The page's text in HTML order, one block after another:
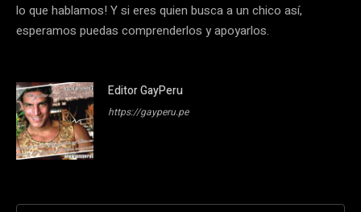
lo que hablamos! Y si eres quien busca a un chico así,
esperamos puedas comprenderlos y apoyarlos.
Editor GayPeru
https://gayperu.pe